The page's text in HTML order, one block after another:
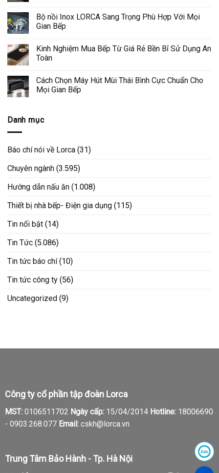
Bộ nồi Inox LORCA Sang Trọng Phù Hợp Với Mọi
Gian Bếp
Kinh Nghiệm Mua Bếp Từ Giá Rẻ Bền Bỉ Sử Dụng An
Toàn
Cách Chọn Máy Hút Mùi Thái Bình Cực Chuẩn Cho
Mọi Gian Bếp
Danh mục
Báo chí nói về Lorca (31)
Chuyên ngành (3.595)
Hướng dẫn nấu ăn (1.008)
Thiết bị nhà bếp- Điện gia dụng (115)
Tin nổi bật (14)
Tin Tức (5.086)
Tin tức báo chí(10)
Tin tức công ty (56)
Uncategorized (9)
Công ty cổ phần tập đoàn Lorca
MST:0106511702 Ngày cấp:15/04/2014 Hotline:18006690
- 0903.268.077 Email:cskh@lorca.vn
Trung Tâm Bảo Hành - Tp. Hà Nội